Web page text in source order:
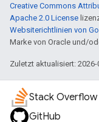
Creative Commons
Apache 2.0 License
Websiterichtlinien von
Marke von Oracle und/
Zuletzt aktualisiert: 2026-
Stack Overflow
GitHub